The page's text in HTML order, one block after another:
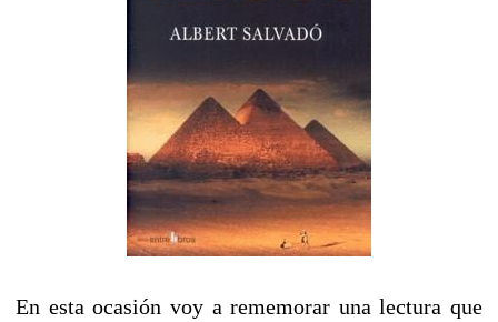
En esta ocasión voy a rememorar una lectura que